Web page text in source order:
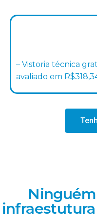
– Vistoria técnica
avaliado em